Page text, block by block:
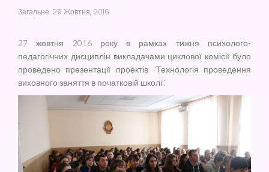
Загальне 29 Жовтня, 2016
27 жовтня 2016 року в рамках тижня психолого-
педагогічних дисциплін викладачами циклової комісії було
проведено презентації проектів “Технологія проведення
виховного заняття в початковій школі”.